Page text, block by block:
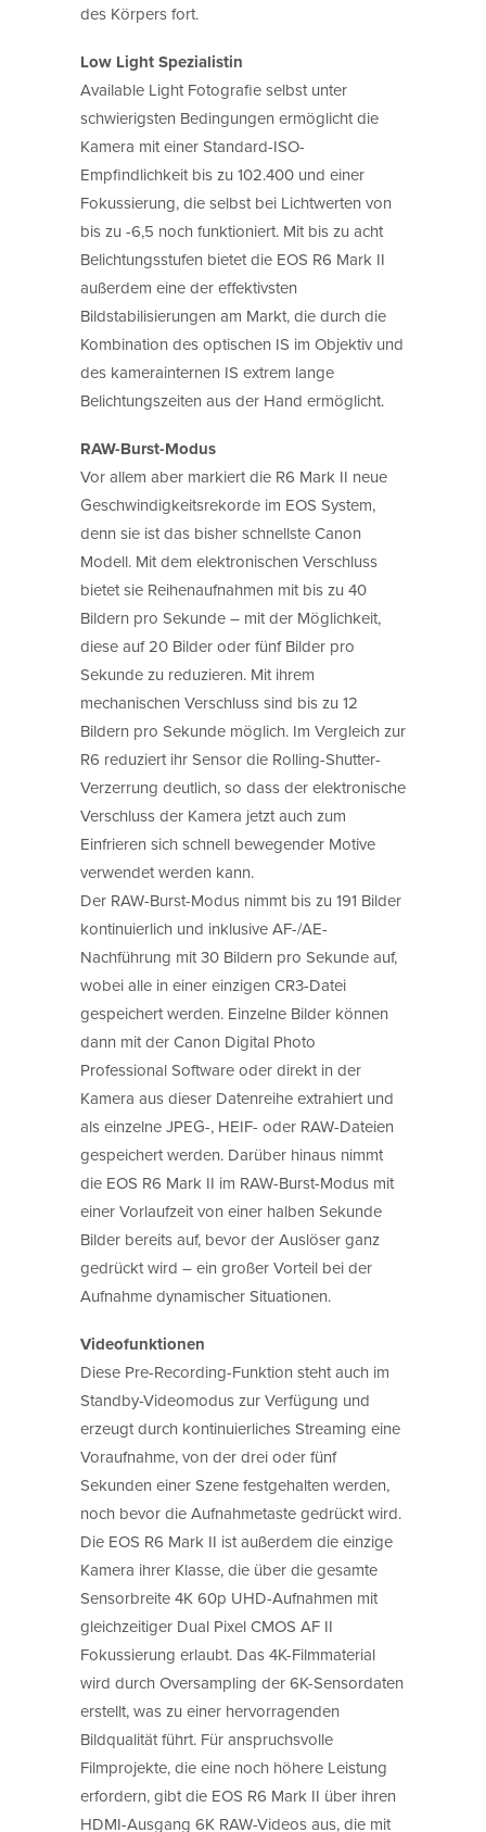
des Körpers fort.
Low Light Spezialistin
Available Light Fotografie selbst unter
schwierigsten Bedingungen ermöglicht die
Kamera mit einer Standard-ISO-
Empfindlichkeit bis zu 102.400 und einer
Fokussierung, die selbst bei Lichtwerten von
bis zu -6,5 noch funktioniert. Mit bis zu acht
Belichtungsstufen bietet die EOS R6 Mark II
außerdem eine der effektivsten
Bildstabilisierungen am Markt, die durch die
Kombination des optischen IS im Objektiv und
des kamerainternen IS extrem lange
Belichtungszeiten aus der Hand ermöglicht.
RAW-Burst-Modus
Vor allem aber markiert die R6 Mark II neue
Geschwindigkeitsrekorde im EOS System,
denn sie ist das bisher schnellste Canon
Modell. Mit dem elektronischen Verschluss
bietet sie Reihenaufnahmen mit bis zu 40
Bildern pro Sekunde – mit der Möglichkeit,
diese auf 20 Bilder oder fünf Bilder pro
Sekunde zu reduzieren. Mit ihrem
mechanischen Verschluss sind bis zu 12
Bildern pro Sekunde möglich. Im Vergleich zur
R6 reduziert ihr Sensor die Rolling-Shutter-
Verzerrung deutlich, so dass der elektronische
Verschluss der Kamera jetzt auch zum
Einfrieren sich schnell bewegender Motive
verwendet werden kann.
Der RAW-Burst-Modus nimmt bis zu 191 Bilder
kontinuierlich und inklusive AF-/AE-
Nachführung mit 30 Bildern pro Sekunde auf,
wobei alle in einer einzigen CR3-Datei
gespeichert werden. Einzelne Bilder können
dann mit der Canon Digital Photo
Professional Software oder direkt in der
Kamera aus dieser Datenreihe extrahiert und
als einzelne JPEG-, HEIF- oder RAW-Dateien
gespeichert werden. Darüber hinaus nimmt
die EOS R6 Mark II im RAW-Burst-Modus mit
einer Vorlaufzeit von einer halben Sekunde
Bilder bereits auf, bevor der Auslöser ganz
gedrückt wird – ein großer Vorteil bei der
Aufnahme dynamischer Situationen.
Videofunktionen
Diese Pre-Recording-Funktion steht auch im
Standby-Videomodus zur Verfügung und
erzeugt durch kontinuierliches Streaming eine
Voraufnahme, von der drei oder fünf
Sekunden einer Szene festgehalten werden,
noch bevor die Aufnahmetaste gedrückt wird.
Die EOS R6 Mark II ist außerdem die einzige
Kamera ihrer Klasse, die über die gesamte
Sensorbreite 4K 60p UHD-Aufnahmen mit
gleichzeitiger Dual Pixel CMOS AF II
Fokussierung erlaubt. Das 4K-Filmmaterial
wird durch Oversampling der 6K-Sensordaten
erstellt, was zu einer hervorragenden
Bildqualität führt. Für anspruchsvolle
Filmprojekte, die eine noch höhere Leistung
erfordern, gibt die EOS R6 Mark II über ihren
HDMI-Ausgang 6K RAW-Videos aus, die mit